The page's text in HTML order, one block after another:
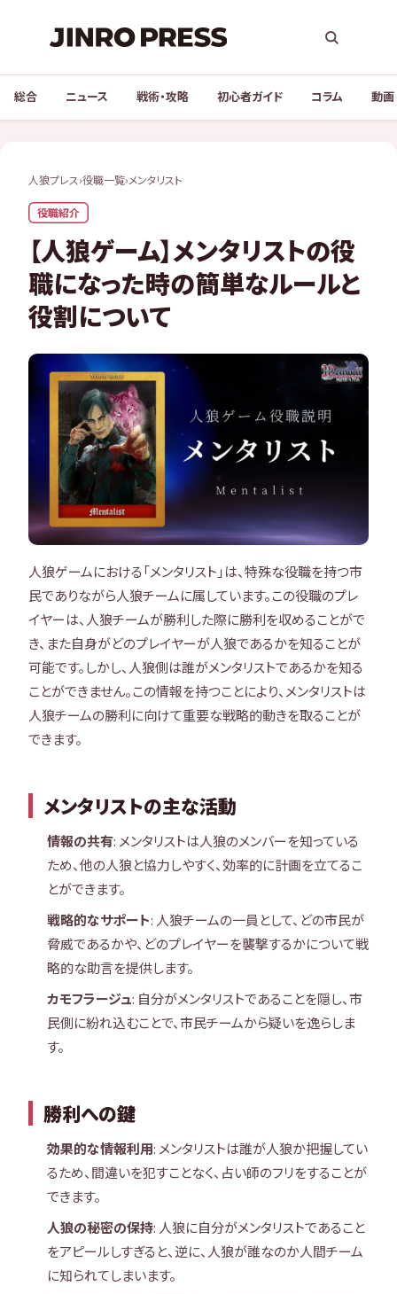
総合 ニュース 戦術・攻略 初心者ガイド コラム 動画
人狼プレス›役職一覧›メンタリスト
役職紹介
【人狼ゲーム】メンタリストの役
職になった時の簡単なルールと
役割について
人狼ゲームにおける「メンタリスト」は、特殊な役職を持つ市
民でありながら人狼チームに属しています。この役職のプレ
イヤーは、人狼チームが勝利した際に勝利を収めることがで
き、また自身がどのプレイヤーが人狼であるかを知ることが
可能です。しかし、人狼側は誰がメンタリストであるかを知る
ことができません。この情報を持つことにより、メンタリストは
人狼チームの勝利に向けて重要な戦略的動きを取ることが
できます。
メンタリストの主な活動
情報の共有: メンタリストは人狼のメンバーを知っている
ため、他の人狼と協力しやすく、効率的に計画を立てるこ
とができます。
戦略的なサポート: 人狼チームの一員として、どの市民が
脅威であるかや、どのプレイヤーを襲撃するかについて戦
略的な助言を提供します。
カモフラージュ: 自分がメンタリストであることを隠し、市
民側に紛れ込むことで、市民チームから疑いを逸らしま
す。
勝利への鍵
効果的な情報利用: メンタリストは誰が人狼か把握してい
るため、間違いを犯すことなく、占い師のフリをすることが
できます。
人狼の秘密の保持: 人狼に自分がメンタリストであること
をアピールしすぎると、逆に、人狼が誰なのか人間チーム
に知られてしまいます。